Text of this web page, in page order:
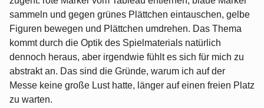
sammeln und gegen grünes Plättchen eintauschen, gelbe
Figuren bewegen und Plättchen umdrehen. Das Thema
kommt durch die Optik des Spielmaterials natürlich
dennoch heraus, aber irgendwie fühlt es sich für mich zu
abstrakt an. Das sind die Gründe, warum ich auf der
Messe keine große Lust hatte, länger auf einen freien Platz
zu warten.